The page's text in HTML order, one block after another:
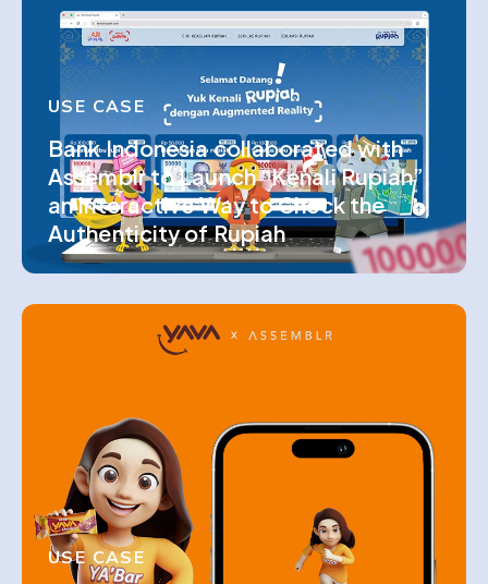
USE CASE
Bank Indonesia collaborated with
Assemblr to Launch “Kenali Rupiah”,
an Interactive Way to Check the
Authenticity of Rupiah
USE CASE